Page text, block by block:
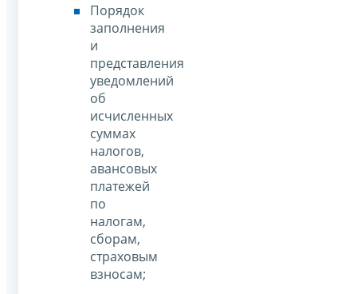
Порядок
заполнения
и
представления
уведомлений
об
исчисленных
суммах
налогов,
авансовых
платежей
по
налогам,
сборам,
страховым
взносам;